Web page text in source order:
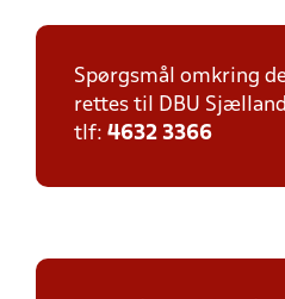
Spørgsmål omkring
rettes til DBU
tlf: 4632 3366